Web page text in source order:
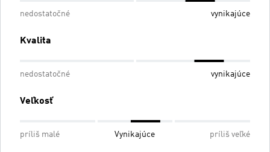
nedostatočné vynikajúce
Kvalita
nedostatočné vynikajúce
Veľkosť
príliš malé Vynikajúce príliš veľké